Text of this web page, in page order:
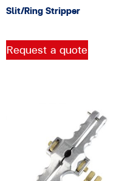
Slit/Ring Stripper
Request a quote